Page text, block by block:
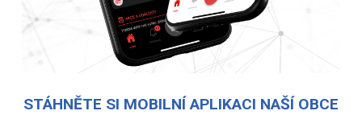
STÁHNĚTE SI MOBILNÍ APLIKACI NAŠÍ OBCE